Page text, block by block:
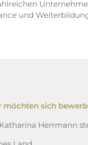
und
möchten sich
Herrmann